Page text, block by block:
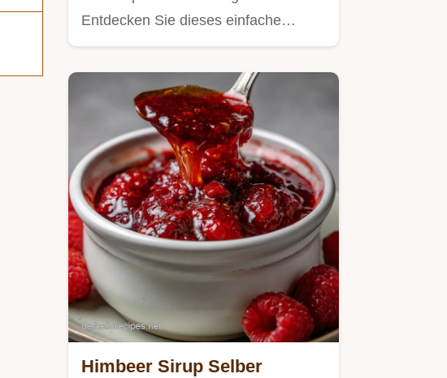
Entdecken Sie dieses einfache
Marmor…
Himbeer Sirup Selber